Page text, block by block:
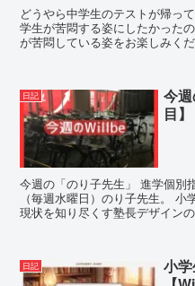
どうやら中学生のテストが帰っ
学生が苦悶する姿にしたかった
が苦悶している姿をお楽しみく
日記
今
目】
今週の「のり子先生」 進学個別
（毎週水曜日）のり子先生。
現状を知り尽くす塾長デザイン
日記
小